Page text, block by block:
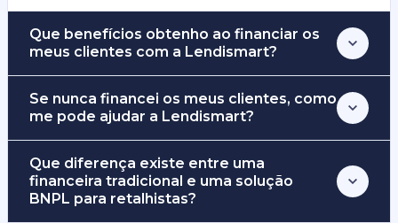
Que benefícios obtenho ao financiar os
meus clientes com a Lendismart?
Se nunca financei os meus clientes, como
me pode ajudar a Lendismart?
Que diferença existe entre uma
financeira tradicional e uma solução
BNPL para retalhistas?